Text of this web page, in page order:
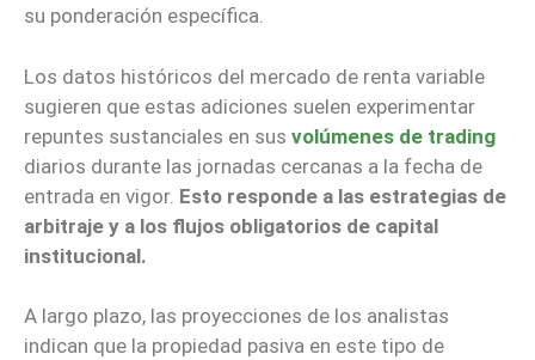
su ponderación específica.
Los datos históricos del mercado de renta variable
sugieren que estas adiciones suelen experimentar
repuntes sustanciales en sus volúmenes de trading
diarios durante las jornadas cercanas a la fecha de
entrada en vigor. Esto responde a las estrategias de
arbitraje y a los flujos obligatorios de capital
institucional.
A largo plazo, las proyecciones de los analistas
indican que la propiedad pasiva en este tipo de